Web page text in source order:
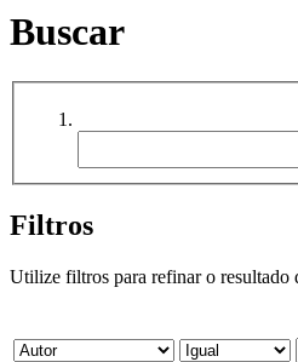
Buscar
Filtros
Utilize filtros para refinar o resultado